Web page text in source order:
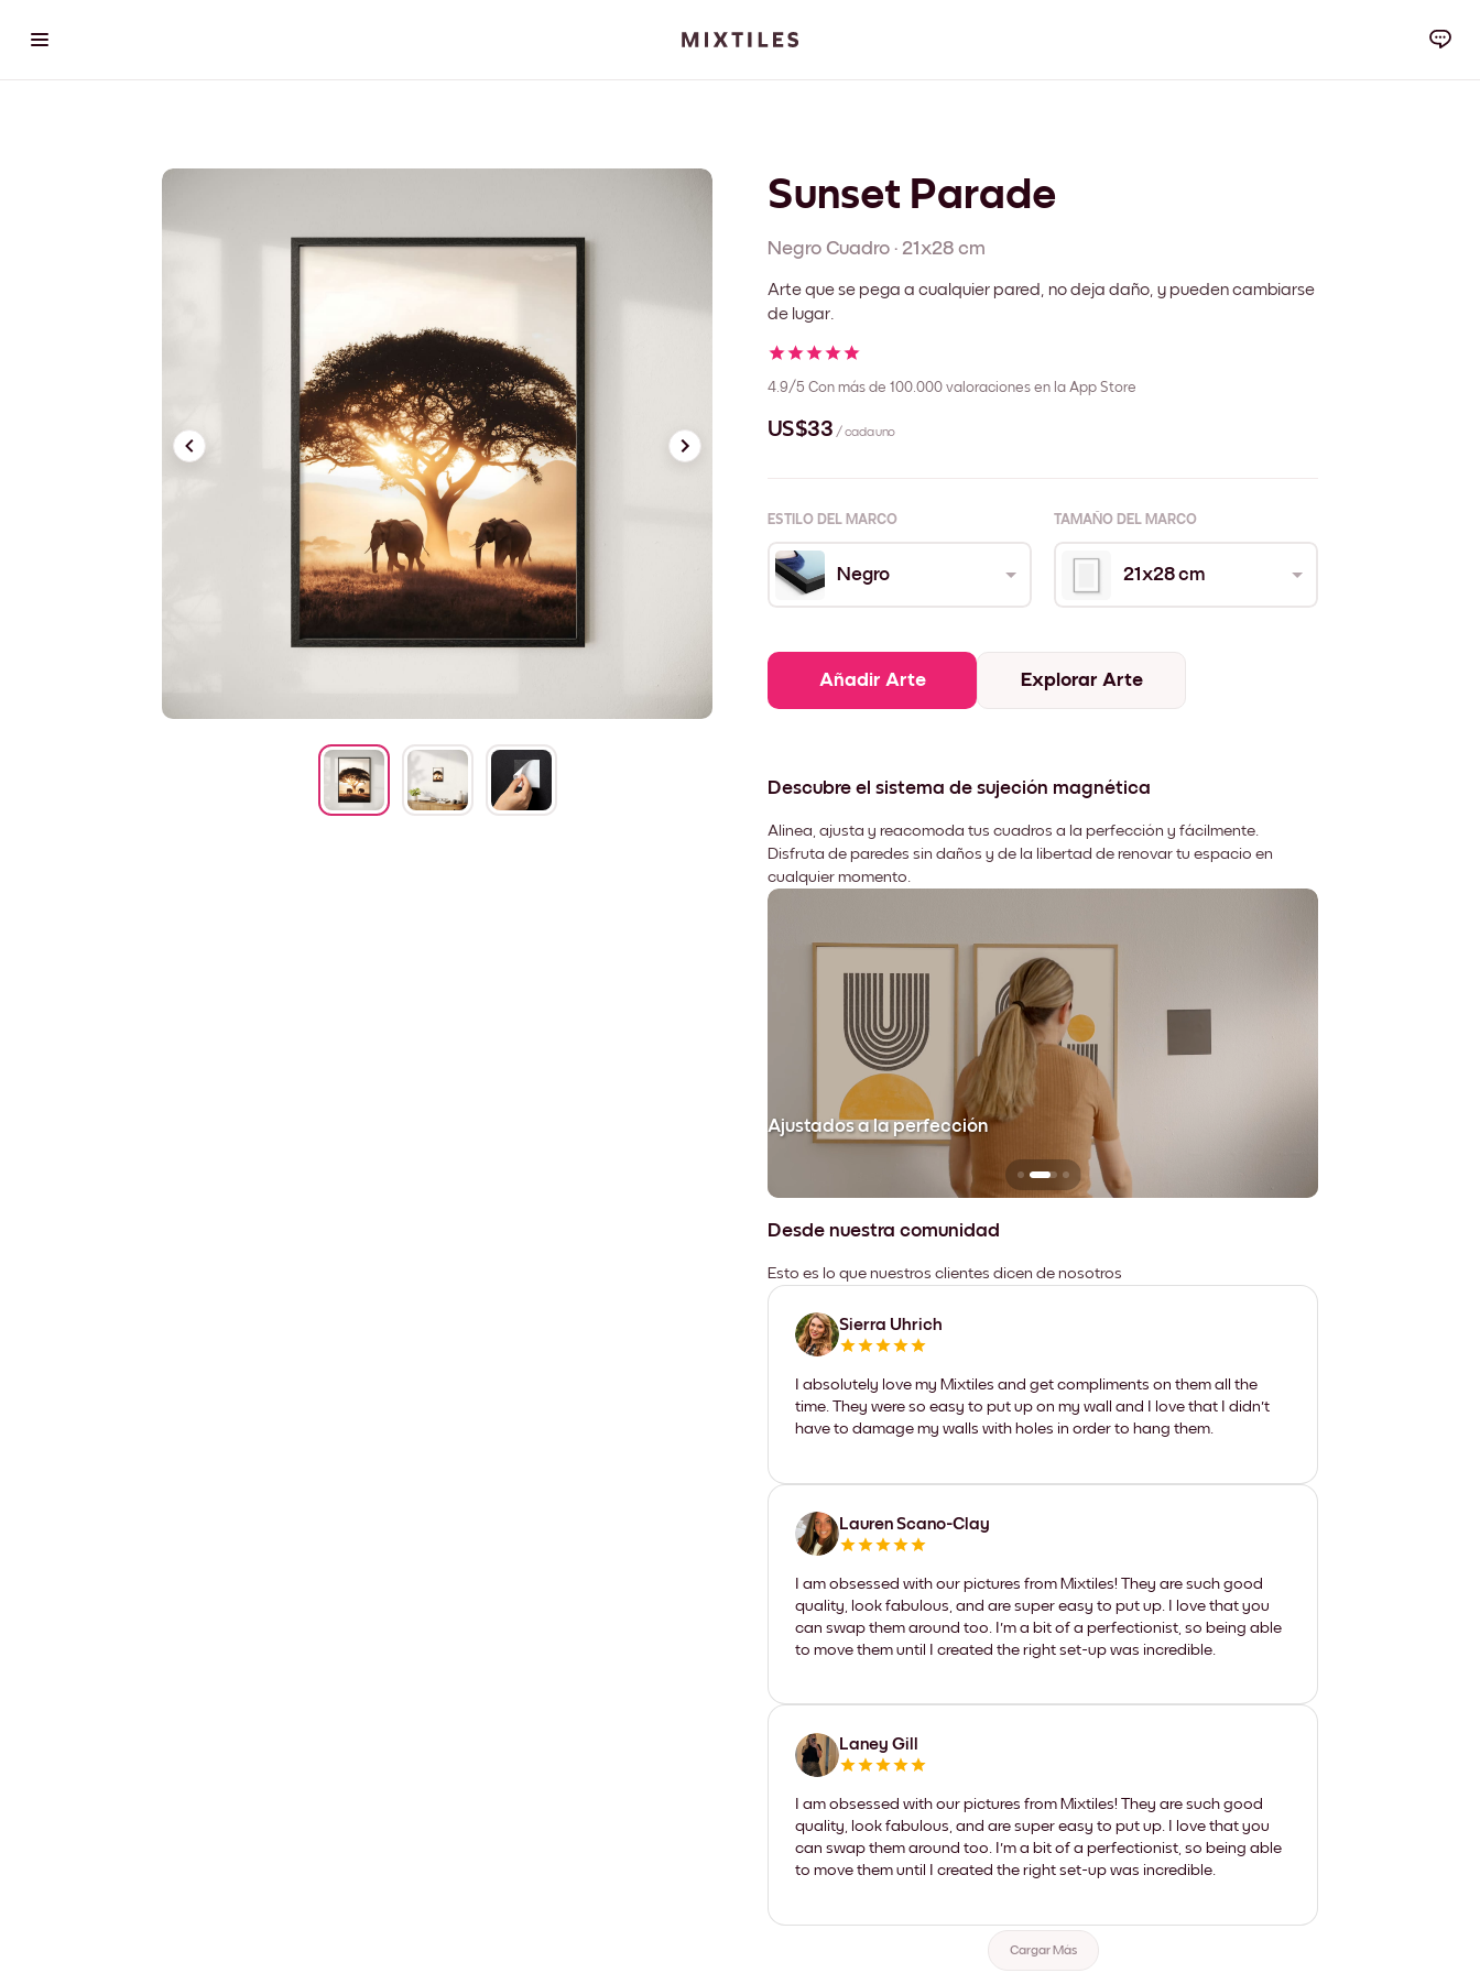
Sunset Parade
Negro Cuadro · 21x28 cm
Arte que se pega a cualquier pared, no deja daño, y pueden cambiarse
de lugar.
4.9/5 Con más de 100.000 valoraciones en la App Store
US$33 / cada uno
ESTILO DEL MARCO TAMAÑO DEL MARCO
Negro 21x28 cm
Añadir Arte Explorar Arte
Descubre el sistema de sujeción magnética
Alinea, ajusta y reacomoda tus cuadros a la perfección y fácilmente.
Disfruta de paredes sin daños y de la libertad de renovar tu espacio en
cualquier momento.
Ajustados a la perfección
Desde nuestra comunidad
Esto es lo que nuestros clientes dicen de nosotros
Sierra Uhrich
I absolutely love my Mixtiles and get compliments on them all the
time. They were so easy to put up on my wall and I love that I didn't
have to damage my walls with holes in order to hang them.
Lauren Scano-Clay
I am obsessed with our pictures from Mixtiles! They are such good
quality, look fabulous, and are super easy to put up. I love that you
can swap them around too. I'm a bit of a perfectionist, so being able
to move them until I created the right set-up was incredible.
Laney Gill
I am obsessed with our pictures from Mixtiles! They are such good
quality, look fabulous, and are super easy to put up. I love that you
can swap them around too. I'm a bit of a perfectionist, so being able
to move them until I created the right set-up was incredible.
Cargar Más